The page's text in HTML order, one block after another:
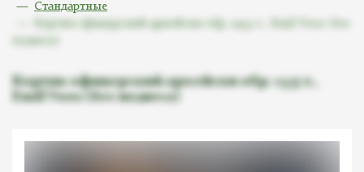
Стандартные
Кортик офицерский армейски обр. 1935 г.,
Emil Voos (без подвеса)